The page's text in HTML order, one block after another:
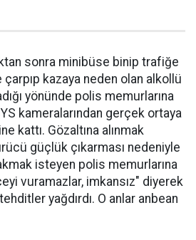
sonra minibüse binip trafiğe
kazaya neden olan alkollü
yönünde polis memurlarına
kameralarından gerçek ortaya
kattı. Gözaltına alınmak
güçlük çıkarması nedeniyle
isteyen polis memurlarına
vuramazlar, imkansız" diyerek
yağdırdı. O anlar anbean